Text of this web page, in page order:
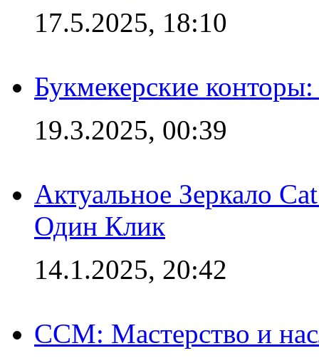
17.5.2025, 18:10
Букмекерские
19.3.2025, 00:39
Актуальное Зеркало
Один Клик
14.1.2025, 20:42
CCM: Мастерство и